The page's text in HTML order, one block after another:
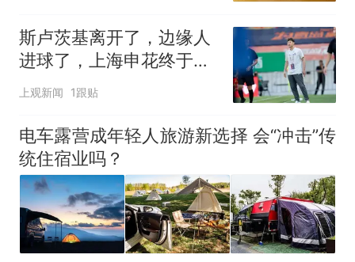
斯卢茨基离开了，边缘人
进球了，上海申花终于止
住中超三连败颓势
上观新闻 1跟贴
电车露营成年轻人旅游新选择 会“冲击”传
统住宿业吗？